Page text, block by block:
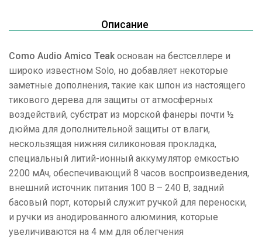
Описание
Como Audio Amico Teakоснован на бестселлере и
широко известном Solo, но добавляет некоторые
заметные дополнения, такие как шпон из настоящего
тикового дерева для защиты от атмосферных
воздействий, субстрат из морской фанеры почти ½
дюйма для дополнительной защиты от влаги,
нескользящая нижняя силиконовая прокладка,
специальный литий-ионный аккумулятор емкостью
2200 мАч, обеспечивающий 8 часов воспроизведения,
внешний источник питания 100 В – 240 В, задний
басовый порт, который служит ручкой для переноски,
и ручки из анодированного алюминия, которые
увеличиваются на 4 мм для облегчения